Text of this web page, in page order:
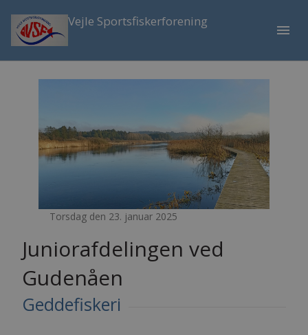
Vejle Sportsfiskerforening
menu
Torsdag den 23. januar 2025
Juniorafdelingen ved
Gudenåen
Geddefiskeri